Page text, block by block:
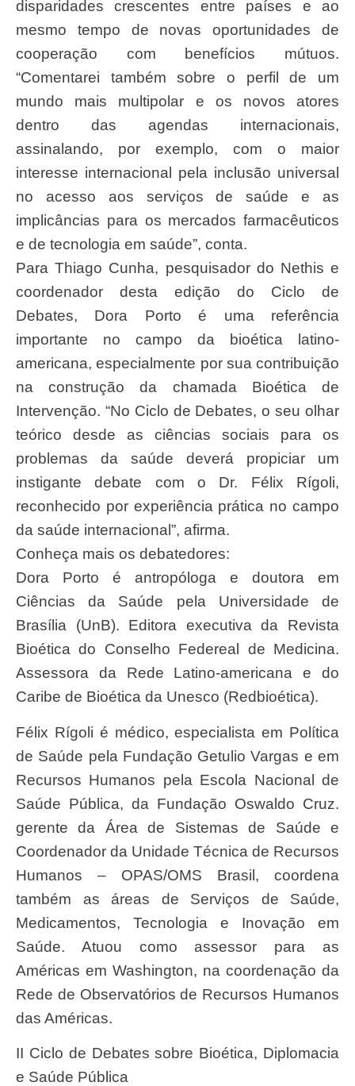
disparidades crescentes entre países e ao
mesmo tempo de novas oportunidades de
cooperação com benefícios mútuos.
“Comentarei também sobre o perfil de um
mundo mais multipolar e os novos atores
dentro das agendas internacionais,
assinalando, por exemplo, com o maior
interesse internacional pela inclusão universal
no acesso aos serviços de saúde e as
implicâncias para os mercados farmacêuticos
e de tecnologia em saúde”, conta.
Para Thiago Cunha, pesquisador do Nethis e
coordenador desta edição do Ciclo de
Debates, Dora Porto é uma referência
importante no campo da bioética latino-
americana, especialmente por sua contribuição
na construção da chamada Bioética de
Intervenção. “No Ciclo de Debates, o seu olhar
teórico desde as ciências sociais para os
problemas da saúde deverá propiciar um
instigante debate com o Dr. Félix Rígoli,
reconhecido por experiência prática no campo
da saúde internacional”, afirma.
Conheça mais os debatedores:
Dora Porto é antropóloga e doutora em
Ciências da Saúde pela Universidade de
Brasília (UnB). Editora executiva da Revista
Bioética do Conselho Federeal de Medicina.
Assessora da Rede Latino-americana e do
Caribe de Bioética da Unesco (Redbioética).
Félix Rígoli é médico, especialista em Política
de Saúde pela Fundação Getulio Vargas e em
Recursos Humanos pela Escola Nacional de
Saúde Pública, da Fundação Oswaldo Cruz.
gerente da Área de Sistemas de Saúde e
Coordenador da Unidade Técnica de Recursos
Humanos – OPAS/OMS Brasil, coordena
também as áreas de Serviços de Saúde,
Medicamentos, Tecnologia e Inovação em
Saúde. Atuou como assessor para as
Américas em Washington, na coordenação da
Rede de Observatórios de Recursos Humanos
das Américas.
II Ciclo de Debates sobre Bioética, Diplomacia
e Saúde Pública